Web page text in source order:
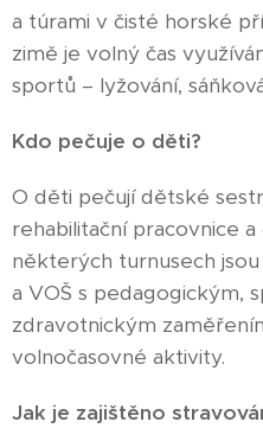
a túrami v čisté horské
zimě je volný čas
sportů – lyžování,
Kdo pečuje o děti?
O děti pečují dětské
rehabilitační pracovnice
některých turnusech
a VOŠ s pedagogickým,
zdravotnickým
volnočasovné aktivity.
Jak je zajištěno